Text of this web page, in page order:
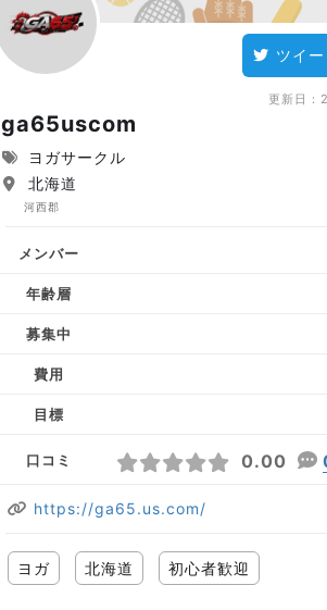
ツイー
更新日：
ga65uscom
ヨガサークル
北海道
河西郡
メンバー
年齢層
募集中
費用
目標
口コミ 0.00
https://ga65.us.com/
ヨガ 北海道 初心者歓迎